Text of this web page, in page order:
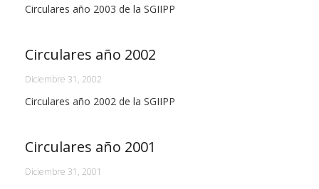
Circulares año 2003 de la SGIIPP
Circulares año 2002
Diciembre 31, 2002
Circulares año 2002 de la SGIIPP
Circulares año 2001
Diciembre 31, 2001